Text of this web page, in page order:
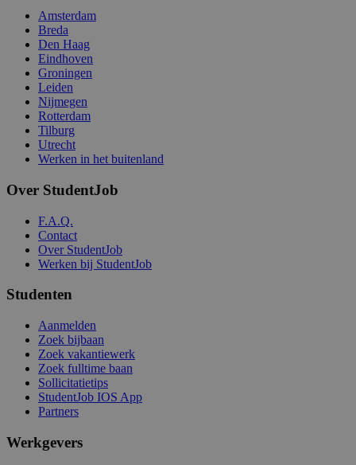
Amsterdam
Breda
Den Haag
Eindhoven
Groningen
Leiden
Nijmegen
Rotterdam
Tilburg
Utrecht
Werken in het buitenland
Over StudentJob
F.A.Q.
Contact
Over StudentJob
Werken bij StudentJob
Studenten
Aanmelden
Zoek bijbaan
Zoek vakantiewerk
Zoek fulltime baan
Sollicitatietips
StudentJob IOS App
Partners
Werkgevers